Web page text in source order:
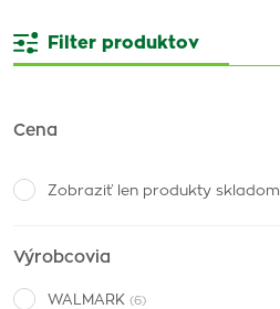
Filter produktov
Cena
Zobraziť len produkty skladom
Výrobcovia
WALMARK (6)